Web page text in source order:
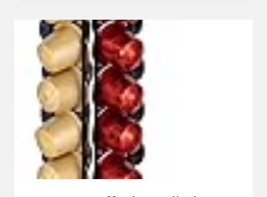
NESPRESSO-
KAPSELN,
KAPSELSPENDER
ROTIEREND
FÜR
40
ORIGINALLINE,
KAFFEE…